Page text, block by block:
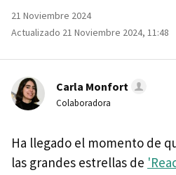
21 Noviembre 2024
Actualizado 21 Noviembre 2024, 11:48
Carla Monfort
Colaboradora
Ha llegado el momento de
las grandes estrellas de